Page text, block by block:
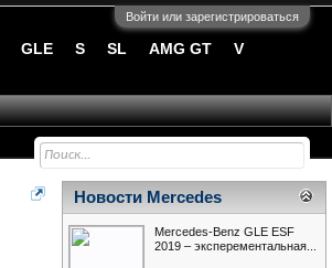
Войти или зарегистрироваться
Новости Mercedes
Mercedes-Benz GLE ESF
2019 – эксперементальная...
GLE S SL AMG GT V